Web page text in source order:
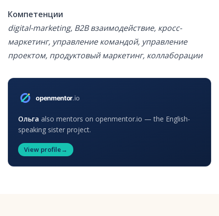
Компетенции
digital-marketing, B2B взаимодействие, кросс-
маркетинг, управление командой, управление
проектом, продуктовый маркетинг, коллаборации
Ольга also mentors on openmentor.io — the English-
speaking sister project.
View profile→